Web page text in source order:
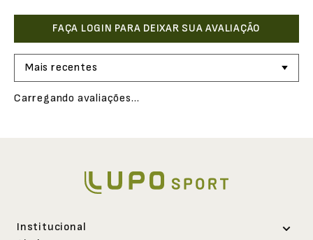
Mais recentes
Carregando avaliações…
Institucional